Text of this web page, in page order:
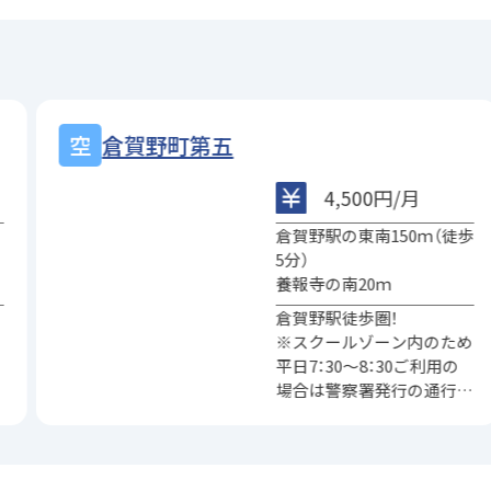
倉賀野町髙橋
4,500円/月
養報寺の南側
倉賀野駅の南東300ｍ
倉賀野駅まで徒歩4分！
※スクールゾーン内のため
平日7：30～8：30ご利用の
場合は警察署発行の通行許
可書が必要となります。